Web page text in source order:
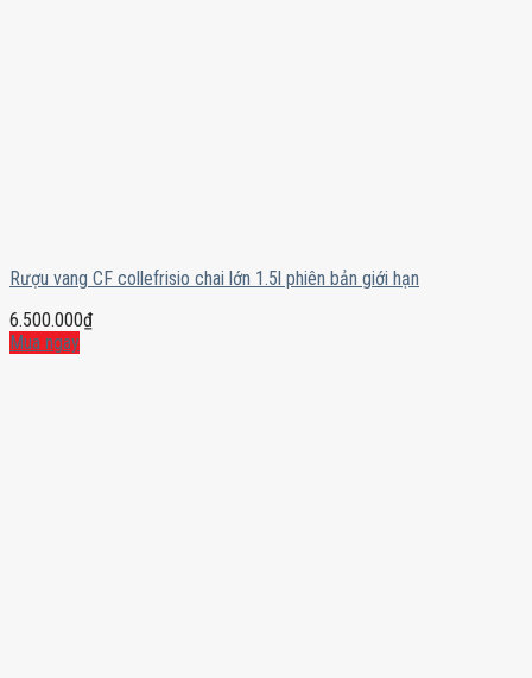
Rượu vang CF collefrisio chai lớn 1.5l phiên bản giới hạn
6.500.000₫
Mua ngay